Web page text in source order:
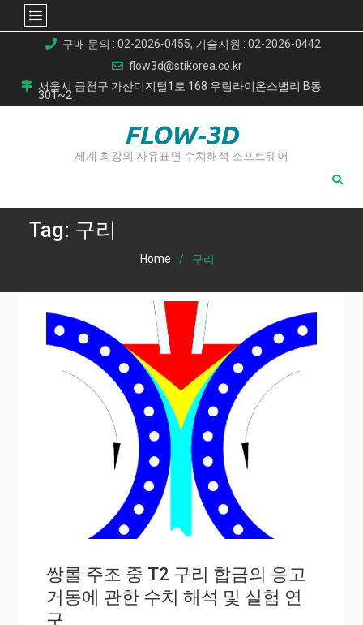
content
구매 문의 : 02-2026-0455, 기술지원 : 02-2026-0442
flow3d@stikorea.co.kr
서울시 금천구 가산디지털1로 168 우림라이온스밸리 B동
301~2
FLOW-3D
세계 최강의 자유표면 수치해석 소프트웨어
Tag: 구리
Home 구리
쌍롤 주조 중 T2 구리 합금의 응고
거동에 관한 수치 해석 및 실험 연
구